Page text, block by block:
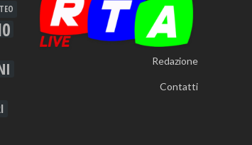
Redazione
Contatti